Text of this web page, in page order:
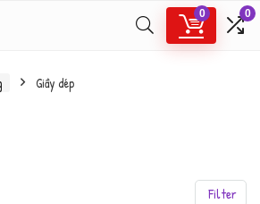
0 0
Giầy dép
Filter